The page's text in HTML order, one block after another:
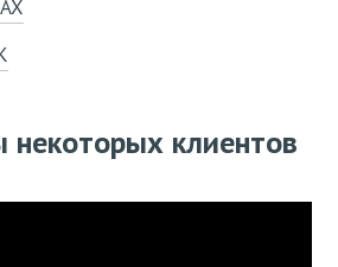
некоторых клиентов